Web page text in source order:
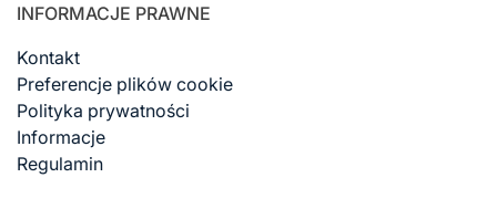
INFORMACJE PRAWNE
Kontakt
Preferencje plików cookie
Polityka prywatności
Informacje
Regulamin